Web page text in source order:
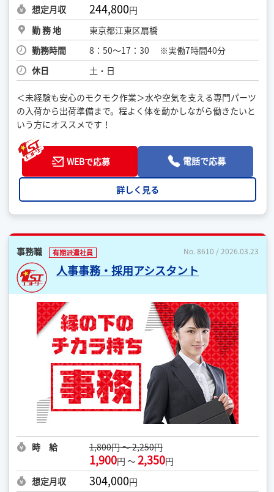
想定月収
244,800円
勤 務 地
東京都江東区扇橋
勤務時間
8：50〜17：30 ※実働7時間40分
休日
土・日
＜未経験も安心のモクモク作業＞水や空気を支える専門パーツ
の入荷から出荷準備まで。程よく体を動かしながら働きたいと
いう方にオススメです！
WEBで応募 電話で応募
詳しく見る
事務職 有期派遣社員 No. 8610 / 2026.03.23
人事事務・採用アシスタント
時 給 1,800円 ～ 2,250円
1,900円 ～2,350円
想定月収
304,000円